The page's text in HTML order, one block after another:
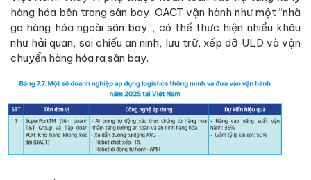
hàng hóa bên trong sân bay, OACT vận hành như một “nhà
ga hàng hóa ngoài sân bay”, có thể thực hiện nhiều khâu
như hải quan, soi chiếu an ninh, lưu trữ, xếp dỡ ULD và vận
chuyển hàng hóa ra sân bay.